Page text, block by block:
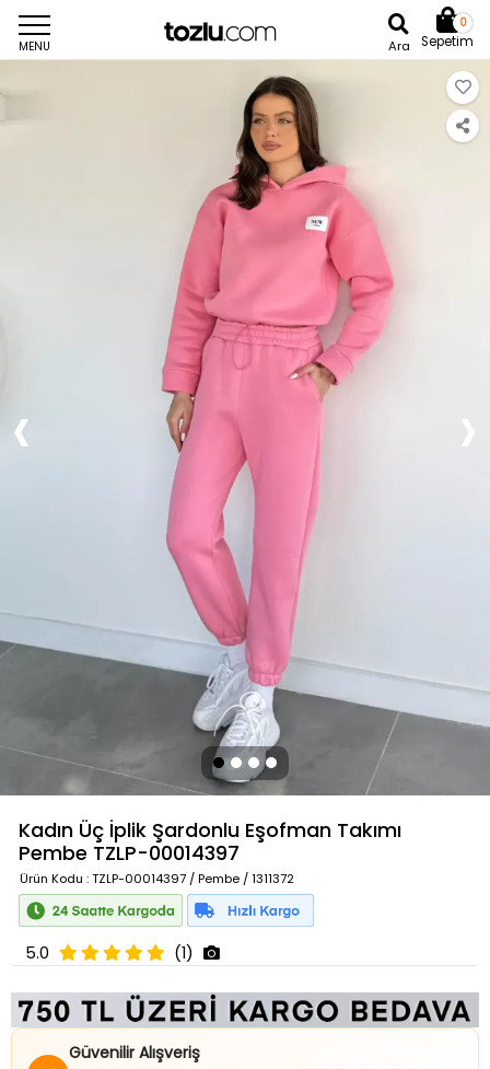
MENU Ara
0
Sepetim
Kadın Üç İplik Şardonlu Eşofman Takımı
Pembe TZLP-00014397
Ürün Kodu : TZLP-00014397 / Pembe / 1311372
5.0 (1)
Güvenilir Alışveriş